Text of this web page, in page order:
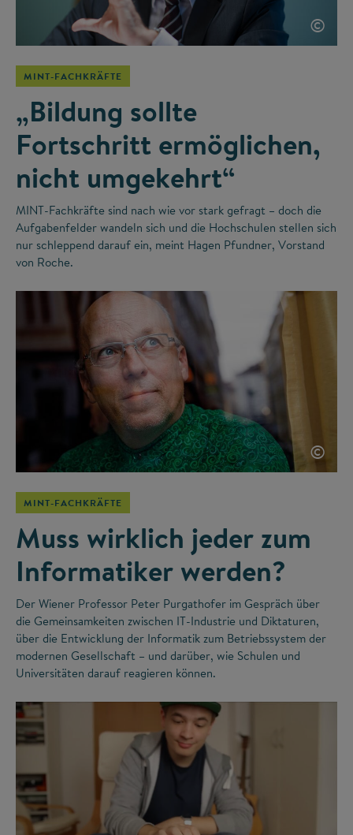
©
MINT-FACHKRÄFTE
„Bildung sollte
Fortschritt ermöglichen,
nicht umgekehrt“
MINT-Fachkräfte sind nach wie vor stark gefragt – doch die
Aufgabenfelder wandeln sich und die Hochschulen stellen sich
nur schleppend darauf ein, meint Hagen Pfundner, Vorstand
von Roche.
©
MINT-FACHKRÄFTE
Muss wirklich jeder zum
Informatiker werden?
Der Wiener Professor Peter Purgathofer im Gespräch über
die Gemeinsamkeiten zwischen IT-Industrie und Diktaturen,
über die Entwicklung der Informatik zum Betriebssystem der
modernen Gesellschaft – und darüber, wie Schulen und
Universitäten darauf reagieren können.